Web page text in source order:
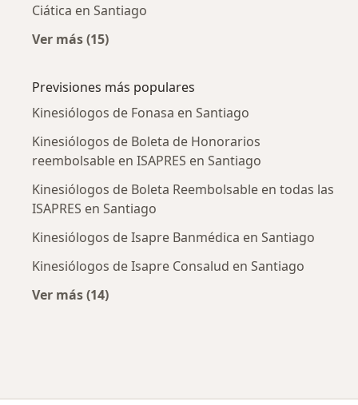
Ciática en Santiago
Ver más (15)
Previsiones más populares
Kinesiólogos de Fonasa en Santiago
Kinesiólogos de Boleta de Honorarios
reembolsable en ISAPRES en Santiago
Kinesiólogos de Boleta Reembolsable en todas las
ISAPRES en Santiago
Kinesiólogos de Isapre Banmédica en Santiago
Kinesiólogos de Isapre Consalud en Santiago
Ver más (14)